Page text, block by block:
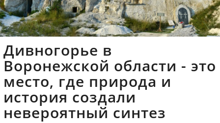
Дивногорье в
Воронежской области - это
место, где природа и
история создали
невероятный синтез